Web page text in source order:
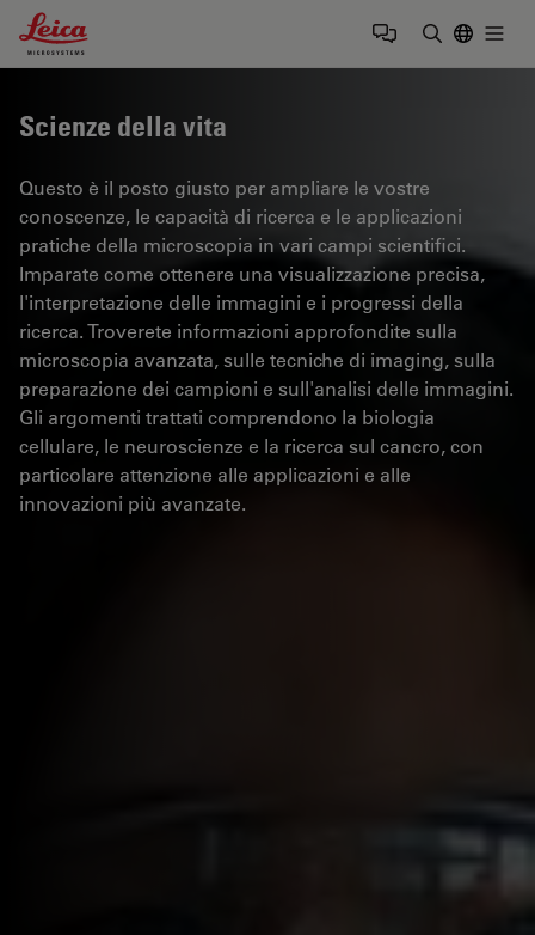
Leica Microsystems Logo
Scienze della vita
Questo è il posto giusto per ampliare le vostre
conoscenze, le capacità di ricerca e le applicazioni
pratiche della microscopia in vari campi scientifici.
Imparate come ottenere una visualizzazione precisa,
l'interpretazione delle immagini e i progressi della
ricerca. Troverete informazioni approfondite sulla
microscopia avanzata, sulle tecniche di imaging, sulla
preparazione dei campioni e sull'analisi delle immagini.
Gli argomenti trattati comprendono la biologia
cellulare, le neuroscienze e la ricerca sul cancro, con
particolare attenzione alle applicazioni e alle
innovazioni più avanzate.